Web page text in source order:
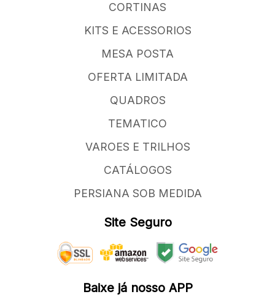
CORTINAS
KITS E ACESSORIOS
MESA POSTA
OFERTA LIMITADA
QUADROS
TEMATICO
VAROES E TRILHOS
CATÁLOGOS
PERSIANA SOB MEDIDA
Site Seguro
Baixe já nosso APP